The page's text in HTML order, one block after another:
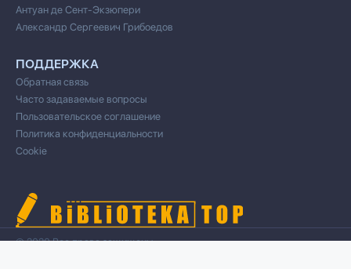
Антуан де Сент-Экзюпери
Александр Сергеевич Грибоедов
ПОДДЕРЖКА
Обратная связь
Часто задаваемые вопросы
Пользовательское соглашение
Политика конфиденциальности
Cookie
© 2020 Все права защищены